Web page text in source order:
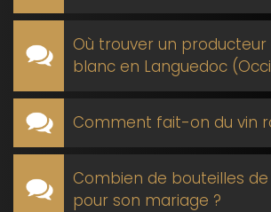
Où trouver un producteur
blanc en Languedoc
Comment fait-on du vin
Combien de bouteilles de
pour son mariage ?